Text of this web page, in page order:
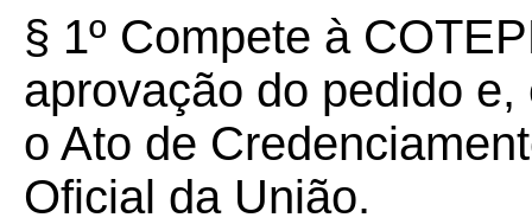
§ 1º Compete à
aprovação do pedido
o Ato de
Oficial da União.